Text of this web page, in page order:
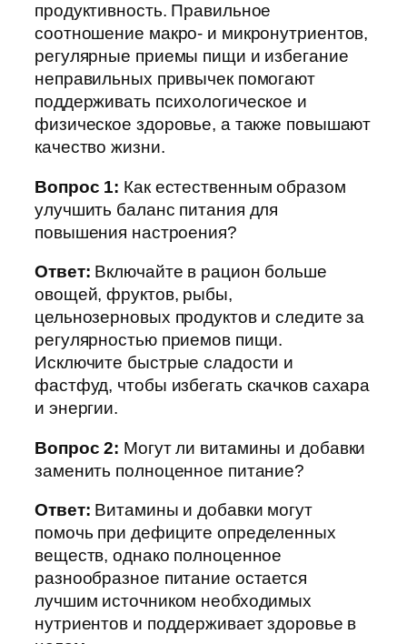
продуктивность. Правильное
соотношение макро- и микронутриентов,
регулярные приемы пищи и избегание
неправильных привычек помогают
поддерживать психологическое и
физическое здоровье, а также повышают
качество жизни.
Вопрос 1: Как естественным образом
улучшить баланс питания для
повышения настроения?
Ответ: Включайте в рацион больше
овощей, фруктов, рыбы,
цельнозерновых продуктов и следите за
регулярностью приемов пищи.
Исключите быстрые сладости и
фастфуд, чтобы избегать скачков сахара
и энергии.
Вопрос 2: Могут ли витамины и добавки
заменить полноценное питание?
Ответ: Витамины и добавки могут
помочь при дефиците определенных
веществ, однако полноценное
разнообразное питание остается
лучшим источником необходимых
нутриентов и поддерживает здоровье в